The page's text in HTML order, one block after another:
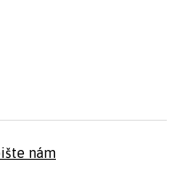
nám